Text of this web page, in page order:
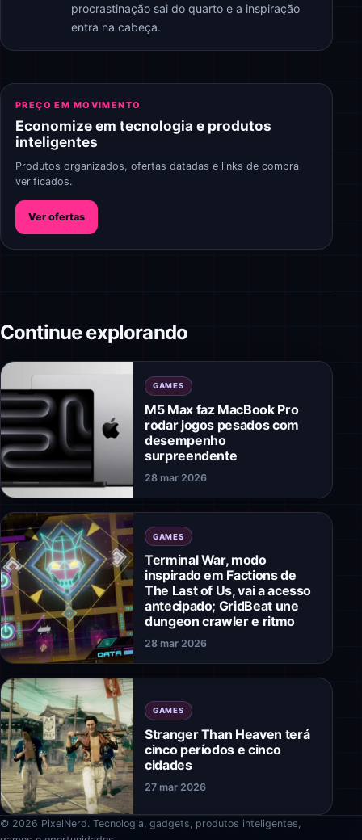
procrastinação sai do quarto e a inspiração
entra na cabeça.
PREÇO EM MOVIMENTO
Economize em tecnologia e produtos
inteligentes
Produtos organizados, ofertas datadas e links de compra
verificados.
Ver ofertas
Continue explorando
GAMES
M5 Max faz MacBook Pro
rodar jogos pesados com
desempenho
surpreendente
28 mar 2026
GAMES
Terminal War, modo
inspirado em Factions de
The Last of Us, vai a acesso
antecipado; GridBeat une
dungeon crawler e ritmo
28 mar 2026
GAMES
Stranger Than Heaven terá
cinco períodos e cinco
cidades
27 mar 2026
© 2026 PixelNerd. Tecnologia, gadgets, produtos inteligentes,